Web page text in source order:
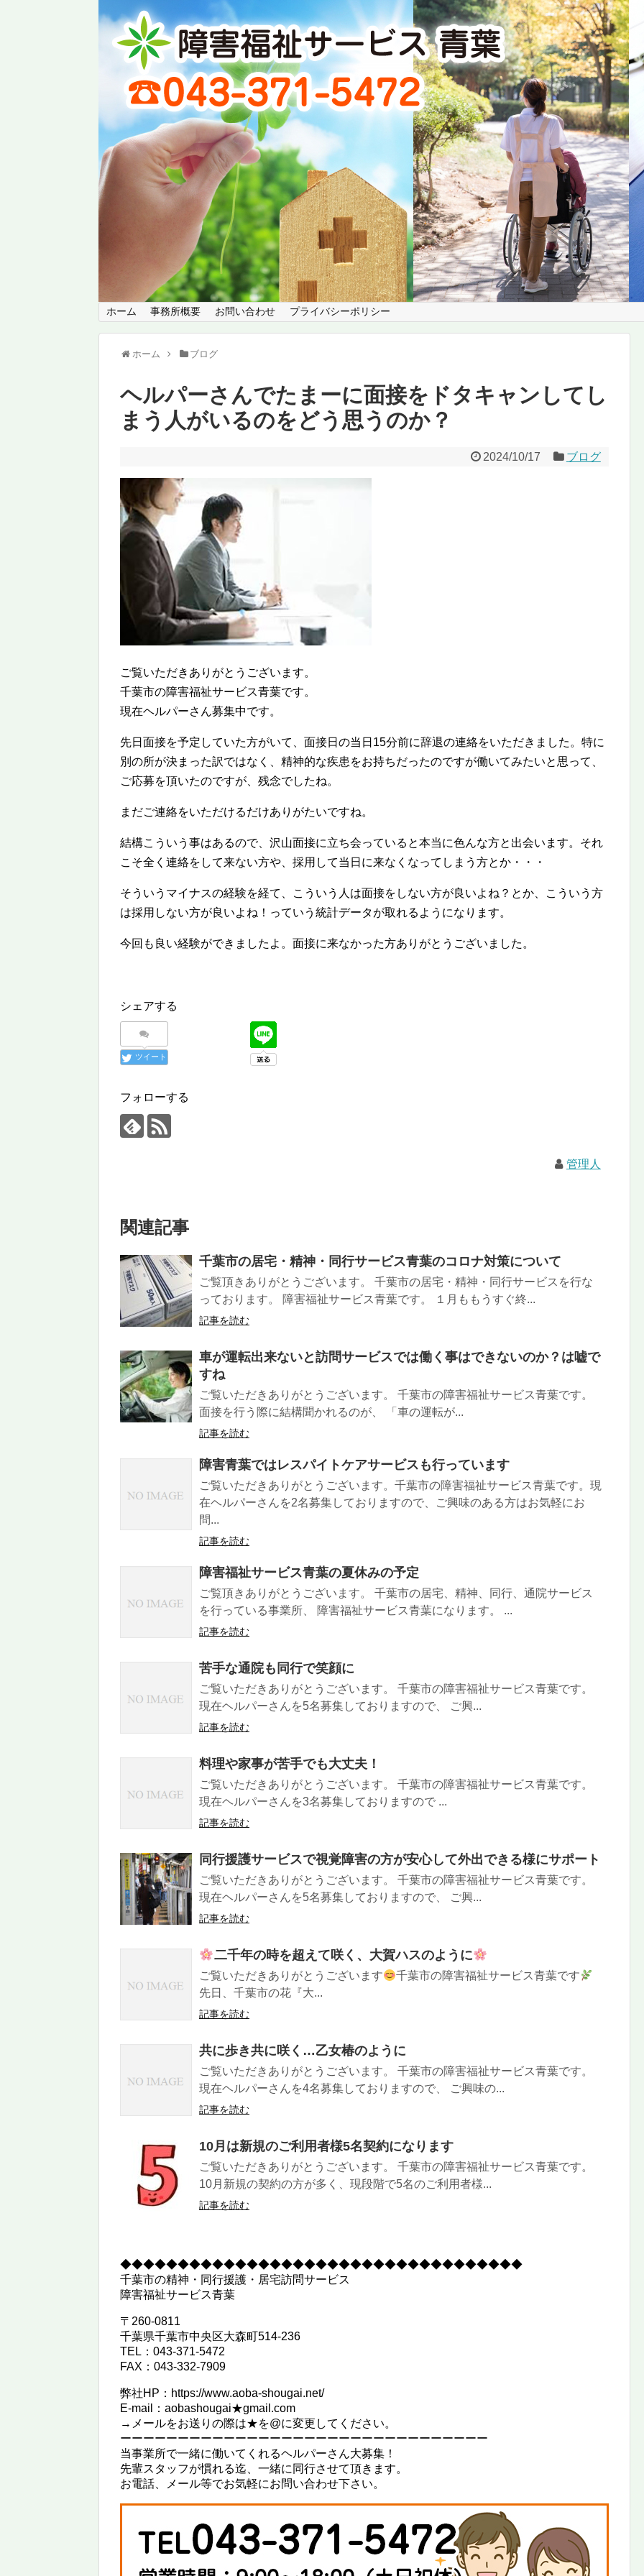
ホーム 事務所概要 お問い合わせ プライバシーポリシー
ホーム ブログ
ヘルパーさんでたまーに面接をドタキャンしてし
まう人がいるのをどう思うのか？
2024/10/17 ブログ
ご覧いただきありがとうございます。
千葉市の障害福祉サービス青葉です。
現在ヘルパーさん募集中です。
先日面接を予定していた方がいて、面接日の当日15分前に辞退の連絡をいただきました。特に
別の所が決まった訳ではなく、精神的な疾患をお持ちだったのですが働いてみたいと思って、
ご応募を頂いたのですが、残念でしたね。
まだご連絡をいただけるだけありがたいですね。
結構こういう事はあるので、沢山面接に立ち会っていると本当に色んな方と出会います。それ
こそ全く連絡をして来ない方や、採用して当日に来なくなってしまう方とか・・・
そういうマイナスの経験を経て、こういう人は面接をしない方が良いよね？とか、こういう方
は採用しない方が良いよね！っていう統計データが取れるようになります。
今回も良い経験ができましたよ。面接に来なかった方ありがとうございました。
シェアする
ツイート
フォローする
管理人
関連記事
千葉市の居宅・精神・同行サービス青葉のコロナ対策について
ご覧頂きありがとうございます。 千葉市の居宅・精神・同行サービスを行な
っております。 障害福祉サービス青葉です。 １月ももうすぐ終...
記事を読む
車が運転出来ないと訪問サービスでは働く事はできないのか？は嘘で
すね
ご覧いただきありがとうございます。 千葉市の障害福祉サービス青葉です。
面接を行う際に結構聞かれるのが、 「車の運転が...
記事を読む
障害青葉ではレスパイトケアサービスも行っています
ご覧いただきありがとうございます。千葉市の障害福祉サービス青葉です。現
在ヘルパーさんを2名募集しておりますので、ご興味のある方はお気軽にお
問...
記事を読む
障害福祉サービス青葉の夏休みの予定
ご覧頂きありがとうございます。 千葉市の居宅、精神、同行、通院サービス
を行っている事業所、 障害福祉サービス青葉になります。 ...
記事を読む
苦手な通院も同行で笑顔に
ご覧いただきありがとうございます。 千葉市の障害福祉サービス青葉です。
現在ヘルパーさんを5名募集しておりますので、 ご興...
記事を読む
料理や家事が苦手でも大丈夫！
ご覧いただきありがとうございます。 千葉市の障害福祉サービス青葉です。
現在ヘルパーさんを3名募集しておりますので ...
記事を読む
同行援護サービスで視覚障害の方が安心して外出できる様にサポート
ご覧いただきありがとうございます。 千葉市の障害福祉サービス青葉です。
現在ヘルパーさんを5名募集しておりますので、 ご興...
記事を読む
二千年の時を超えて咲く、大賀ハスのように
ご覧いただきありがとうございます
千葉市の障害福祉サービス青葉です
先日、千葉市の花『大...
記事を読む
共に歩き共に咲く…乙女椿のように
ご覧いただきありがとうございます。 千葉市の障害福祉サービス青葉です。
現在ヘルパーさんを4名募集しておりますので、 ご興味の...
記事を読む
10月は新規のご利用者様5名契約になります
ご覧いただきありがとうございます。 千葉市の障害福祉サービス青葉です。
10月新規の契約の方が多く、現段階で5名のご利用者様...
記事を読む
◆◆◆◆◆◆◆◆◆◆◆◆◆◆◆◆◆◆◆◆◆◆◆◆◆◆◆◆◆◆◆◆◆◆◆
千葉市の精神・同行援護・居宅訪問サービス
障害福祉サービス青葉
〒260-0811
千葉県千葉市中央区大森町514-236
TEL：043-371-5472
FAX：043-332-7909
弊社HP：https://www.aoba-shougai.net/
E-mail：aobashougai★gmail.com
→メールをお送りの際は★を@に変更してください。
ーーーーーーーーーーーーーーーーーーーーーーーーーーーーーーーー
当事業所で一緒に働いてくれるヘルパーさん大募集！
先輩スタッフが慣れる迄、一緒に同行させて頂きます。
お電話、メール等でお気軽にお問い合わせ下さい。